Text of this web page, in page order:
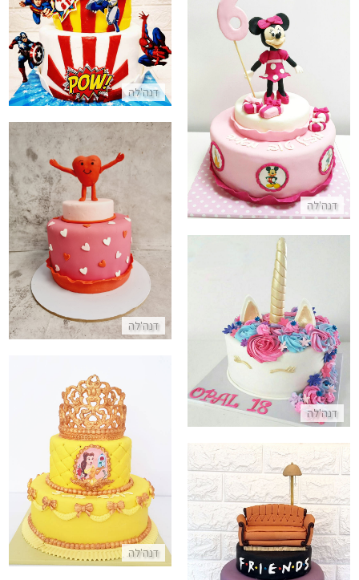
דנה'לה
התקשר/י
דנה'לה
עוגה מיני מאוס
התקשר/י
דנה'לה
עוגת לב קומות מבצק סוכר
התקשר/י
דנה'לה
עוגת חד קרן ליום הולדת
התקשר/י
דנה'לה
עוגת יום הולדת קומות היפה
התקשר/י
עוגת חברים מבצק סוכר FRIENDS
התקשר/י